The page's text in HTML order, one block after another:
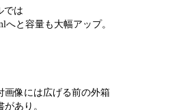
では
へと容量も大幅アップ。
画像には広げる前の外箱
あり。